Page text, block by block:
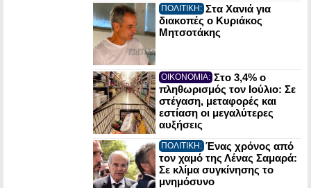
ΠΟΛΙΤΙΚΗ: Στα Χανιά για
διακοπές ο Κυριάκος
Μητσοτάκης
ΟΙΚΟΝΟΜΙΑ: Στο 3,4% ο
πληθωρισμός τον Ιούλιο: Σε
στέγαση, μεταφορές και
εστίαση οι μεγαλύτερες
αυξήσεις
ΠΟΛΙΤΙΚΗ: Ένας χρόνος από
τον χαμό της Λένας Σαμαρά:
Σε κλίμα συγκίνησης το
μνημόσυνο